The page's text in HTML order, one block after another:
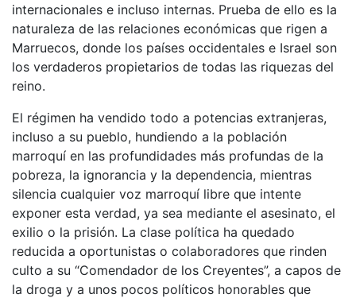
internacionales e incluso internas. Prueba de ello es la
naturaleza de las relaciones económicas que rigen a
Marruecos, donde los países occidentales e Israel son
los verdaderos propietarios de todas las riquezas del
reino.
El régimen ha vendido todo a potencias extranjeras,
incluso a su pueblo, hundiendo a la población
marroquí en las profundidades más profundas de la
pobreza, la ignorancia y la dependencia, mientras
silencia cualquier voz marroquí libre que intente
exponer esta verdad, ya sea mediante el asesinato, el
exilio o la prisión. La clase política ha quedado
reducida a oportunistas o colaboradores que rinden
culto a su “Comendador de los Creyentes”, a capos de
la droga y a unos pocos políticos honorables que